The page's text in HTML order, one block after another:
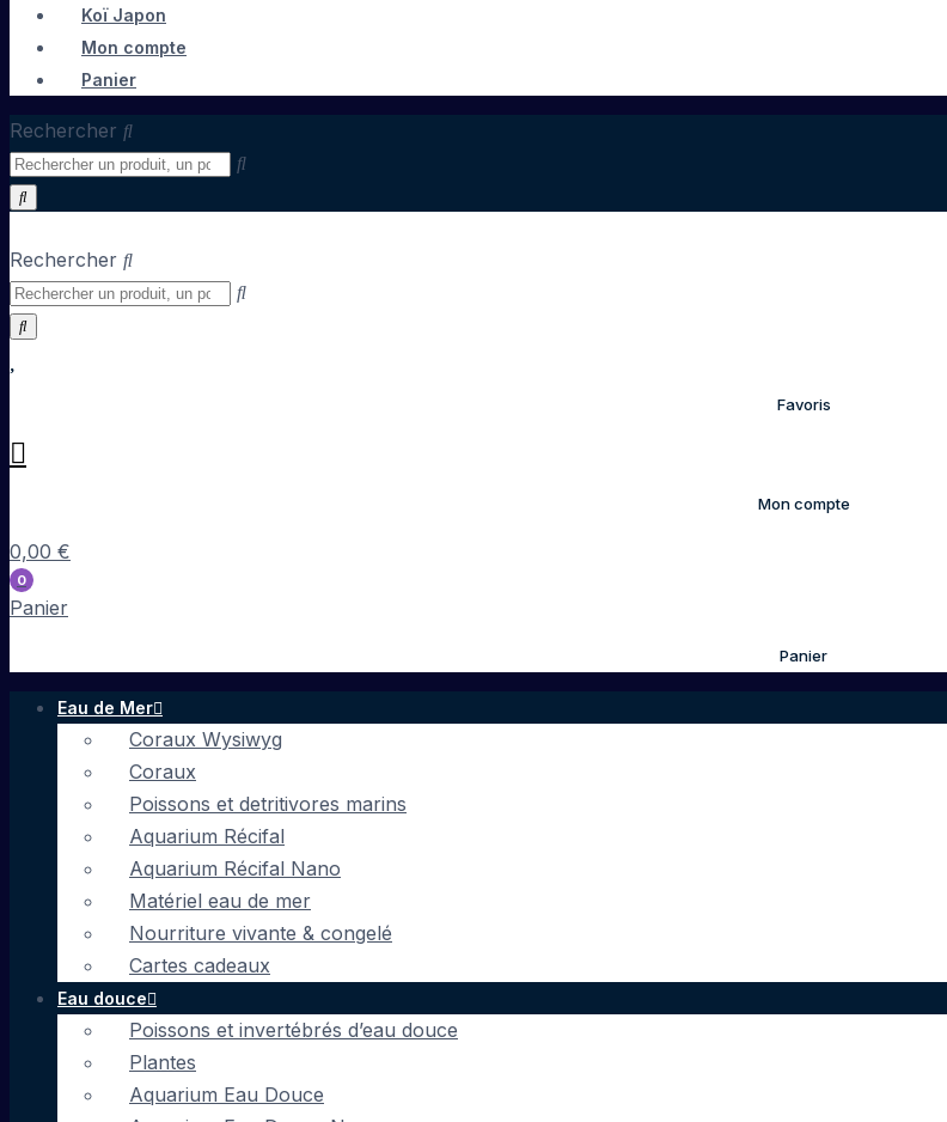
Koï Japon
Mon compte
Panier
Rechercher
Rechercher
Favoris
Mon compte
0,00 €
0
Panier
Panier
Eau de Mer
Coraux Wysiwyg
Coraux
Poissons et detritivores marins
Aquarium Récifal
Aquarium Récifal Nano
Matériel eau de mer
Nourriture vivante & congelé
Cartes cadeaux
Eau douce
Poissons et invertébrés d’eau douce
Plantes
Aquarium Eau Douce